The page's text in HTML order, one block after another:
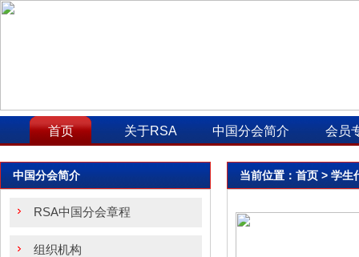
首页 关于RSA 中国分会简介 会员
中国分会简介
RSA中国分会章程
组织机构
当前位置： 首页 > 学生